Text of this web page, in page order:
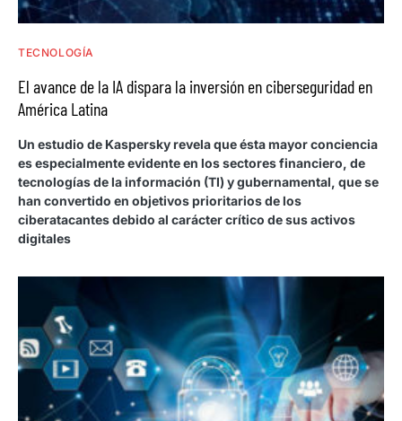
TECNOLOGÍA
El avance de la IA dispara la inversión en ciberseguridad en
América Latina
Un estudio de Kaspersky revela que ésta mayor conciencia
es especialmente evidente en los sectores financiero, de
tecnologías de la información (TI) y gubernamental, que se
han convertido en objetivos prioritarios de los
ciberatacantes debido al carácter crítico de sus activos
digitales